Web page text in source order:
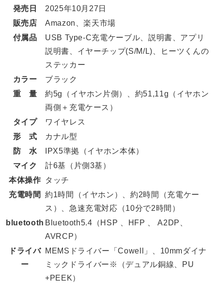
発売日
2025年10月27日
販売店
Amazon、楽天市場
付属品
USB Type-C充電ケーブル、説明書、アプリ
説明書、イヤーチップ(S/M/L)、ヒーツくんの
ステッカー
カラー
ブラック
重 量
約5g（イヤホン片側）、約51,11g（イヤホン
両側＋充電ケース）
タイプ
ワイヤレス
形 式
カナル型
防 水
IPX5準拠（イヤホン本体）
マイク
計6基（片側3基）
本体操作
タッチ
充電時間
約1時間（イヤホン）、約2時間（充電ケー
ス）、急速充電対応（10分で2時間）
bluetooth Bluetooth5.4（HSP 、HFP 、 A2DP、
AVRCP）
ドライバ
ー
MEMSドライバー「Cowell」、10mmダイナ
ミックドライバー※（デュアル銅線、PU
+PEEK）